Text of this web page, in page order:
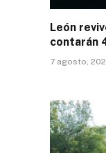
León
contarán
7 agosto,